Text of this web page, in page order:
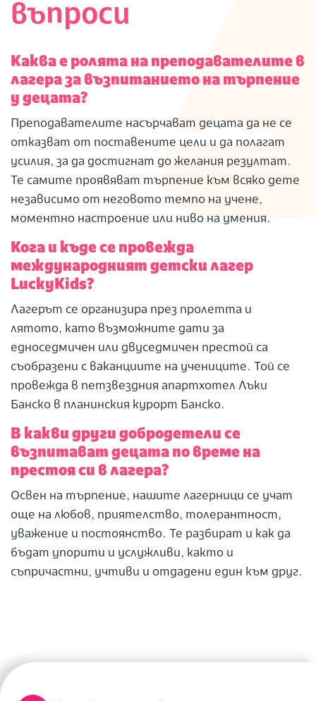
въпроси
Каква е ролята на преподавателите в
лагера за възпитанието на търпение
у децата?
Преподавателите насърчават децата да не се
отказват от поставените цели и да полагат
усилия, за да достигнат до желания резултат.
Те самите проявяват търпение към всяко дете
независимо от неговото темпо на учене,
моментно настроение или ниво на умения.
Кога и къде се провежда
международният детски лагер
LuckyKids?
Лагерът се организира през пролетта и
лятото, като възможните дати за
едноседмичен или двуседмичен престой са
съобразени с ваканциите на учениците. Той се
провежда в петзвездния апартхотел Лъки
Банско в планинския курорт Банско.
В какви други добродетели се
възпитават децата по време на
престоя си в лагера?
Освен на търпение, нашите лагерници се учат
още на любов, приятелство, толерантност,
уважение и постоянство. Те разбират и как да
бъдат упорити и услужливи, както и
съпричастни, учтиви и отдадени един към друг.